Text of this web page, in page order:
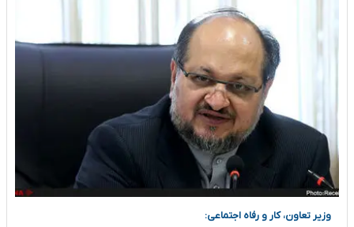
وزیر تعاون، کار و رفاه اجتماعی: